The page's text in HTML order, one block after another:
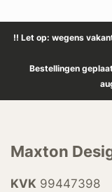
!! Let op: wegens
Bestellingen
Maxton
KVK 99447398